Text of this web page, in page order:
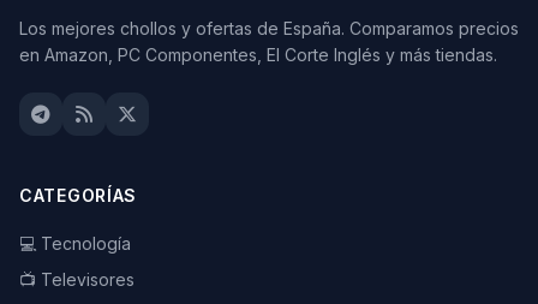
Los mejores chollos y ofertas de España. Comparamos precios
en Amazon, PC Componentes, El Corte Inglés y más tiendas.
CATEGORÍAS
💻 Tecnología
📺 Televisores